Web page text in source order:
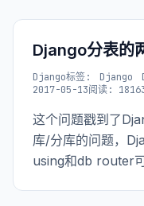
Django分表的
Django标签: Django
2017-05-13阅读:
这个问题戳到了
库/分库的问题，
using和db router